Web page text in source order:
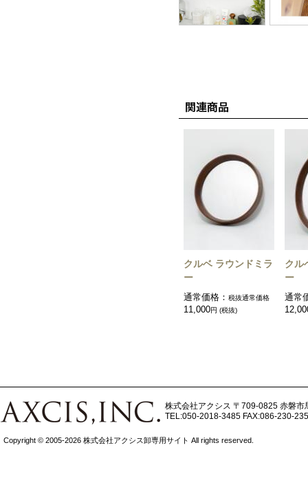
クルベ ラウンドミラ
ー
通常価格： 税抜通常価格
11,000円 (税抜)
クル
ー
通常
株式会社アクシス 〒709-0825 赤磐市
TEL:050-2018-3485 FAX:086-230-
Copyright © 2005-2026 株式会社アクシス卸専用サイト All rights reserved.